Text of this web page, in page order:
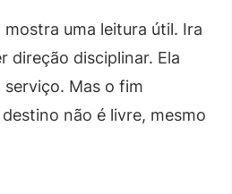
uma leitura útil. Ira
direção disciplinar. Ela
Mas o fim
não é livre, mesmo